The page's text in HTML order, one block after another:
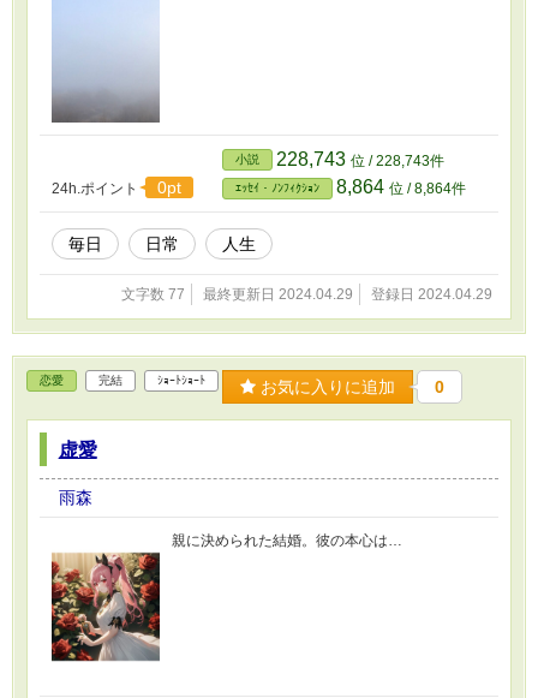
24h.ポイント 0pt
小説 228,743 位 / 228,743件
ｴｯｾｲ・ﾉﾝﾌｨｸｼｮﾝ 8,864 位 / 8,864件
毎日 日常 人生
文字数 77 最終更新日 2024.04.29 登録日 2024.04.29
恋愛 完結 ｼｮｰﾄｼｮｰﾄ お気に入りに追加 0
虚愛
雨森
親に決められた結婚。彼の本心は…